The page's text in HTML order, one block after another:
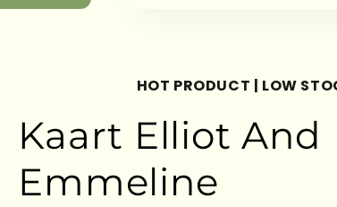
HOT PRODUCT | LOW
Kaart Elliot And
Emmeline